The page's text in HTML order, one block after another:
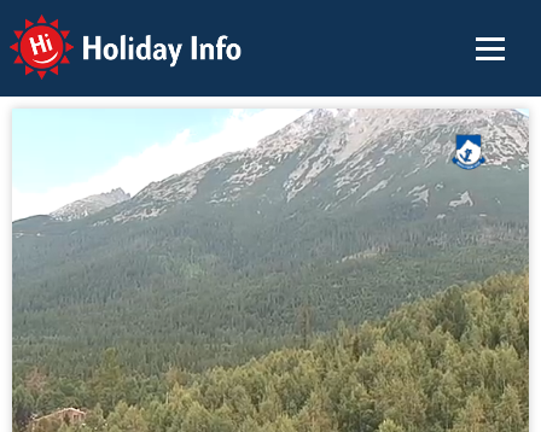
Holiday Info